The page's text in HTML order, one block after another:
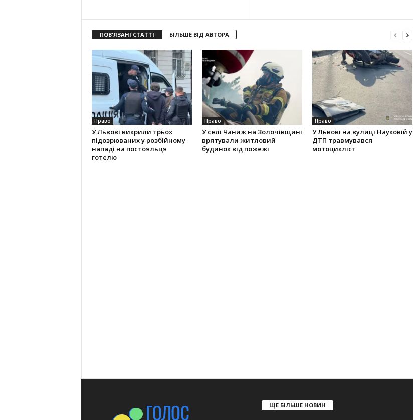
ПОВ'ЯЗАНІ СТАТТІ БІЛЬШЕ ВІД АВТОРА
Право
У Львові викрили трьох
підозрюваних у розбійному
нападі на постояльця
готелю
Право
У селі Чаниж на Золочівщині
врятували житловий
будинок від пожежі
Право
У Львові на вулиці Науковій у
ДТП травмувався
мотоцикліст
ЩЕ БІЛЬШЕ НОВИН